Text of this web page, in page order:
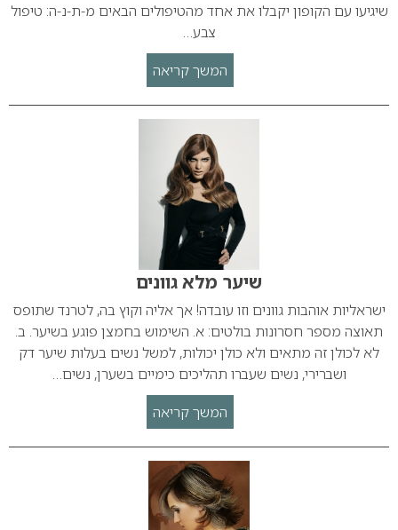
שיגיעו עם הקופון יקבלו את אחד מהטיפולים הבאים מ-ת-נ-ה: טיפול
צבע…
המשך קריאה
שיער מלא גוונים
ישראליות אוהבות גוונים וזו עובדה! אך אליה וקוץ בה, לטרנד שתופס
תאוצה מספר חסרונות בולטים: א. השימוש בחמצן פוגע בשיער. ב.
לא לכולן זה מתאים ולא כולן יכולות, למשל נשים בעלות שיער דק
ושברירי, נשים שעברו תהליכים כימיים בשערן, נשים…
המשך קריאה